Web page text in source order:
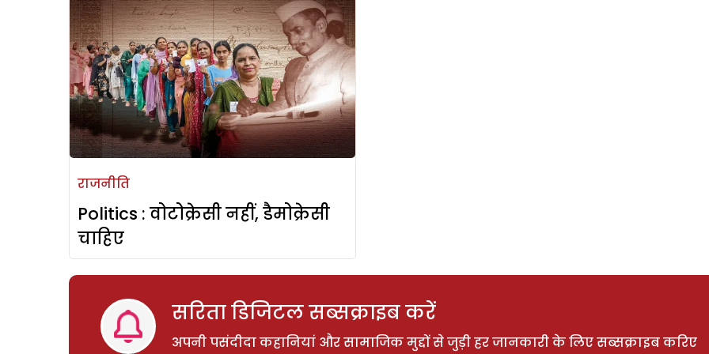
राजनीति
Politics : वोटोक्रेसी नहीं, डैमोक्रेसी
चाहिए
सरिता डिजिटल सब्सक्राइब करें
अपनी पसंदीदा कहानियां और सामाजिक मुद्दों से जुड़ी हर जानकारी के लिए सब्सक्राइब करिए